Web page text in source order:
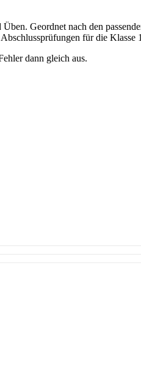
Geordnet nach den
für die Klasse
dann gleich aus.